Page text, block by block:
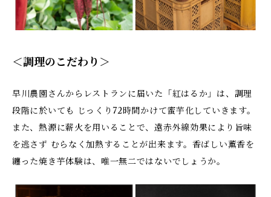
＜調理のこだわり＞
早川農園さんからレストランに届いた「紅はるか」は、調理
段階に於いても じっくり72時間かけて蜜芋化していきます。
また、熱源に薪火を用いることで、遠赤外線効果により旨味
を逃さず むらなく加熱することが出来ます。香ばしい薫香を
纏った焼き芋体験は、唯一無二ではないでしょうか。